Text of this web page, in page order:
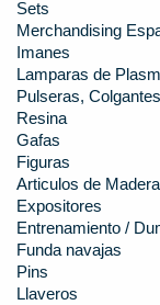
Sets
Merchandising
Imanes
Lamparas de
Pulseras,
Resina
Gafas
Figuras
Articulos de Madera
Expositores
Entrenamiento /
Funda navajas
Pins
Llaveros